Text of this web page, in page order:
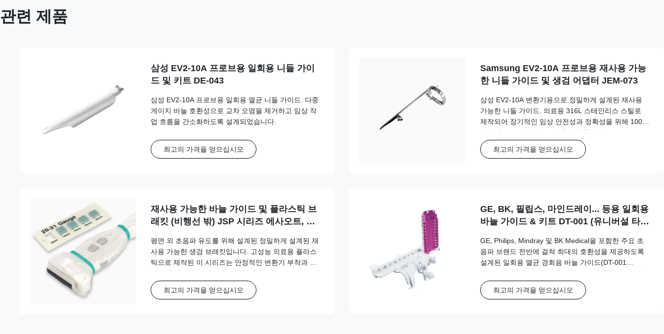
관련 제품
삼성 EV2-10A 프로브용 일회용 니들 가이
드 및 키트 DE-043
삼성 EV2-10A 프로브용 일회용 멸균 니들 가이드. 다중
게이지 바늘 호환성으로 교차 오염을 제거하고 임상 작
업 흐름을 간소화하도록 설계되었습니다.
최고의 가격을 얻으십시오
Samsung EV2-10A 프로브용 재사용 가능
한 니들 가이드 및 생검 어댑터 JEM-073
삼성 EV2-10A 변환기용으로 정밀하게 설계된 재사용
가능한 니들 가이드. 의료용 316L 스테인리스 스틸로
제작되어 장기적인 임상 안전성과 정확성을 위해 100회
이상의 오토클레이브 주기를 지원합니다.
최고의 가격을 얻으십시오
재사용 가능한 바늘 가이드 및 플라스틱 브
래킷 (비행선 밖) JSP 시리즈 에사오트, 후
삼성, 시멘스, 소노스케이프, 빈노
평면 외 초음파 유도를 위해 설계된 정밀하게 설계된 재
사용 가능한 생검 브래킷입니다. 고성능 의료용 플라스
틱으로 제작된 이 시리즈는 안정적인 변환기 부착과 안
정적인 바늘 경로 정렬을 보장합니다.
최고의 가격을 얻으십시오
GE, BK, 필립스, 마인드레이... 등용 일회용
바늘 가이드 & 키트 DT-001 (유니버설 타
GE, Philips, Mindray 및 BK Medical을 포함한 주요 초
음파 브랜드 전반에 걸쳐 최대의 호환성을 제공하도록
설계된 일회용 멸균 경회음 바늘 가이드(DT-001
Universal 시리즈). 이 범용 가이드는 다양한 바늘 크기
(15G-20G)를 지원합니다.
최고의 가격을 얻으십시오